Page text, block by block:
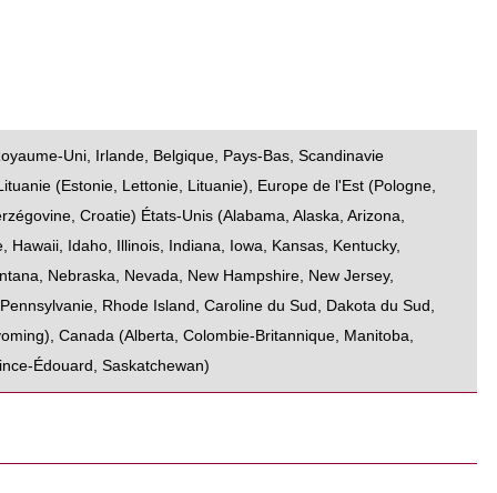
Uni, Irlande, Belgique, Pays-Bas,Scandinavie
(Estonie, Lettonie, Lituanie), Europe de l'Est (Pologne,
,Croatie) États-Unis (Alabama,Alaska,Arizona,
, Hawaii, Idaho, Illinois, Indiana, Iowa, Kansas, Kentucky,
, Nebraska, Nevada, New Hampshire, New Jersey,
Pennsylvanie, Rhode Island ,Caroline du Sud , Dakota du Sud ,
),Canada (Alberta,Colombie-Britannique, Manitoba,
Édouard,Saskatchewan)